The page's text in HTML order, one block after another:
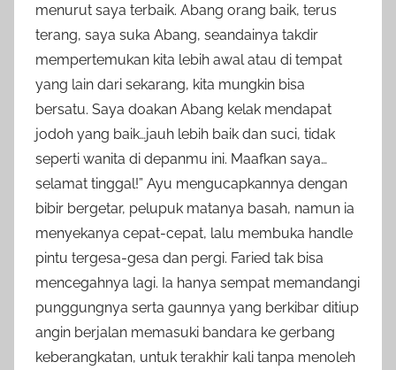
menurut saya terbaik. Abang orang baik, terus
terang, saya suka Abang, seandainya takdir
mempertemukan kita lebih awal atau di tempat
yang lain dari sekarang, kita mungkin bisa
bersatu. Saya doakan Abang kelak mendapat
jodoh yang baik…jauh lebih baik dan suci, tidak
seperti wanita di depanmu ini. Maafkan saya…
selamat tinggal!” Ayu mengucapkannya dengan
bibir bergetar, pelupuk matanya basah, namun ia
menyekanya cepat-cepat, lalu membuka handle
pintu tergesa-gesa dan pergi. Faried tak bisa
mencegahnya lagi. Ia hanya sempat memandangi
punggungnya serta gaunnya yang berkibar ditiup
angin berjalan memasuki bandara ke gerbang
keberangkatan, untuk terakhir kali tanpa menoleh